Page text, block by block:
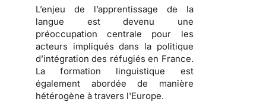
L’enjeu de l’apprentissage de la
langue est devenu une
préoccupation centrale pour les
acteurs impliqués dans la politique
d’intégration des réfugiés en France.
La formation linguistique est
également abordée de manière
hétérogène à travers l'Europe.